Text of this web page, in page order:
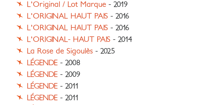
L'Original / Lot Marque - 2019
L'ORIGINAL HAUT PAIS - 2016
L'ORIGINAL HAUT PAIS - 2016
L'ORIGINAL- HAUT PAIS - 2014
La Rose de Sigoulès - 2025
LÉGENDE - 2008
LÉGENDE - 2009
LÉGENDE - 2011
LÉGENDE - 2011